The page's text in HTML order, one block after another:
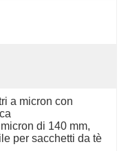
a micron con
di 140 mm,
per sacchetti da tè